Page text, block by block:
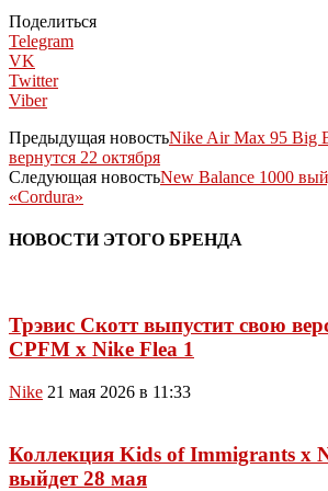
Поделиться
Telegram
VK
Twitter
Viber
Предыдущая новостьNike Air Max 95 Big
вернутся 22 октября
Следующая новостьNew Balance 1000
«Cordura»
НОВОСТИ ЭТОГО БРЕНДА
Трэвис Скотт выпустит свою
CPFM x Nike Flea 1
Nike 21 мая 2026 в 11:33
Коллекция Kids of Immigrants x
выйдет 28 мая